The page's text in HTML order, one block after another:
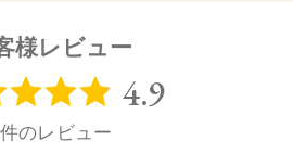
、直接または指で頬に塗布しなじ
様レビュー